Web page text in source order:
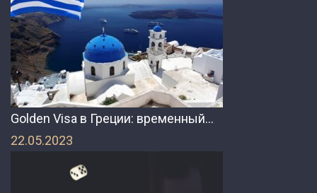
Golden Visa в Греции: временный…
22.05.2023